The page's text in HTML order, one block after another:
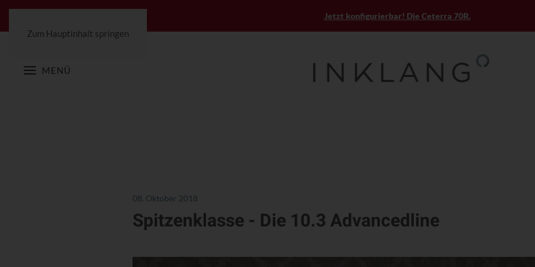
Zum Hauptinhalt springen
MENÜ
Jetzt konfigurierbar! Die Ceterra 70R.
08. Oktober 2018
Spitzenklasse - Die 10.3 Advancedline